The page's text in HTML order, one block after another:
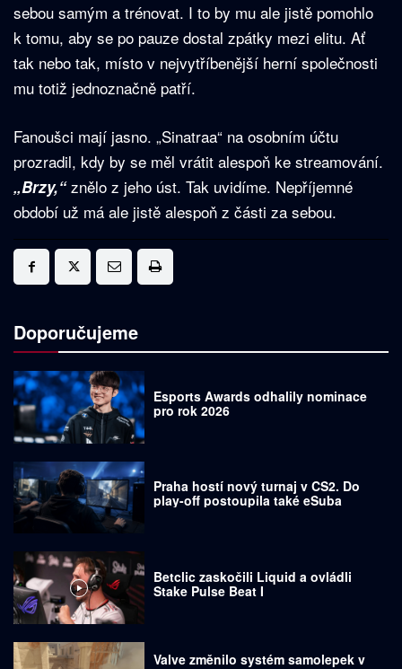
sebou samým a trénovat. I to by mu ale jistě pomohlo
k tomu, aby se po pauze dostal zpátky mezi elitu. Ať
tak nebo tak, místo v nejvytříbenější herní společnosti
mu totiž jednoznačně patří.
Fanoušci mají jasno. „Sinatraa“ na osobním účtu
prozradil, kdy by se měl vrátit alespoň ke streamování.
„Brzy,“znělo z jeho úst. Tak uvidíme. Nepříjemné
období už má ale jistě alespoň z části za sebou.
Doporučujeme
Esports Awards odhalily nominace
pro rok 2026
Praha hostí nový turnaj v CS2. Do
play-off postoupila také eSuba
Betclic zaskočili Liquid a ovládli
Stake Pulse Beat I
Valve změnilo systém samolepek v